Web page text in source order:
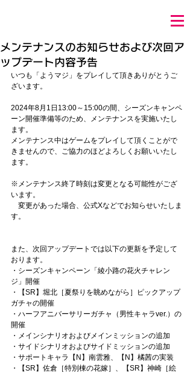
メンテナンスのお知らせおよび次回ア
ップデート内容予告
いつも「ようマジ」をプレイして頂きありがとうご
ざいます。
2024年8月1日13:00～15:00の間、シーズンキャンペ
ーン開催準備等のため、メンテナンスを実施いたし
ます。
メンテナンス中はゲームをプレイして頂くことがで
きませんので、ご協力のほどよろしくお願いいたし
ます。
※メンテナンス終了時刻は変更となる可能性がござ
います。
変更があった場合、公式Xなどでお知らせいたしま
す。
また、次回アップデートでは以下の更新を予定して
おります。
・シーズンキャンペーン「綾小路の花火チャレン
ジ」開催
・【SR】堀北［夏祭りを眺めながら］ピックアップ
ガチャの開催
・ハーフアニバーサリーガチャ（男性キャラver.）の
開催
・メインシナリオおよびメインミッションの追加
・サイドシナリオおよびサイドミッションの追加
・サポートキャラ【N】南雲雅、【N】橘茜の実装
・【SR】佐倉［特別棟の花嫁］、【SR】神崎［絵